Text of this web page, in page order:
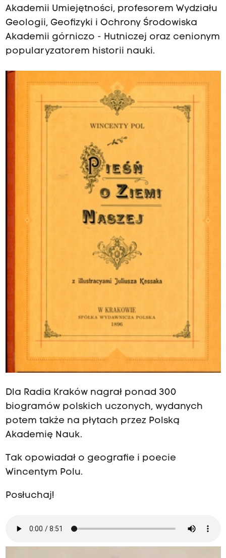
Akademii Umiejętności, profesorem Wydziału
Geologii, Geofizyki i Ochrony Środowiska
Akademii górniczo - Hutniczej oraz cenionym
popularyzatorem historii nauki.
Dla Radia Kraków nagrał ponad 300
biogramów polskich uczonych, wydanych
potem także na płytach przez Polską
Akademię Nauk.
Tak opowiadał o geografie i poecie
Wincentym Polu.
Posłuchaj!